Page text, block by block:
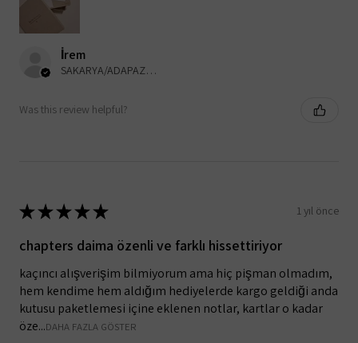
İrem
SAKARYA/ADAPAZARI, Turkey
Was this review helpful?
★★★★★ 1 yıl önce
chapters daima özenli ve farklı hissettiriyor
kaçıncı alışverişim bilmiyorum ama hiç pişman olmadım,
hem kendime hem aldığım hediyelerde kargo geldiği anda
kutusu paketlemesi içine eklenen notlar, kartlar o kadar
öze...DAHA FAZLA GÖSTER